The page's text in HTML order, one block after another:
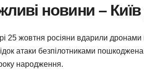
новини – Київ
25 жовтня росіяни вдарили
атаки безпілотниками
народження.